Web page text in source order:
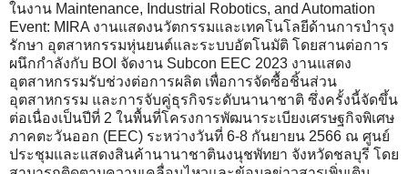
ในงาน Maintenance, Industrial Robotics, and Automation
Event: MIRA งานแสดงนวัตกรรมและเทคโนโลยีด้านการบำรุง
รักษา อุตสาหกรรมหุ่นยนต์และระบบอัตโนมัติ โดยสานต่อการ
ผนึกกำลังกับ BOI จัดงาน Subcon EEC 2023 งานแสดง
อุตสาหกรรมรับช่วงต่อการผลิต เพื่อการจัดซื้อชิ้นส่วน
อุตสาหกรรม และการจับคู่ธุรกิจระดับนานาชาติ ซึ่งครั้งนี้จัดขึ้น
ต่อเนื่องเป็นปีที่ 2 ในพื้นที่โครงการพัฒนาระเบียงเศรษฐกิจพิเศษ
ภาคตะวันออก (EEC) ระหว่างวันที่ 6-8 กันยายน 2566 ณ ศูนย์
ประชุมและแสดงสินค้านานาชาตินงนุชพัทยา จังหวัดชลบุรี โดย